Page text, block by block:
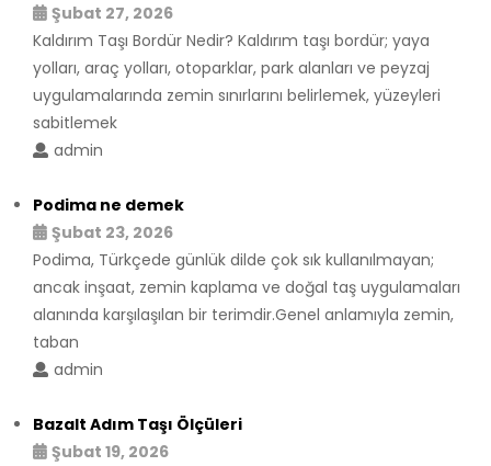
Şubat 27, 2026
Kaldırım Taşı Bordür Nedir? Kaldırım taşı bordür; yaya
yolları, araç yolları, otoparklar, park alanları ve peyzaj
uygulamalarında zemin sınırlarını belirlemek, yüzeyleri
sabitlemek
admin
Podima ne demek
Şubat 23, 2026
Podima, Türkçede günlük dilde çok sık kullanılmayan;
ancak inşaat, zemin kaplama ve doğal taş uygulamaları
alanında karşılaşılan bir terimdir.Genel anlamıyla zemin,
taban
admin
Bazalt Adım Taşı Ölçüleri
Şubat 19, 2026